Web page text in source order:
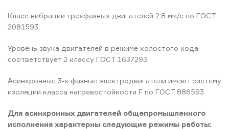
Класс вибрации трехфазных двигателей 2,8 мм/с по ГОСТ
2081593,
Уровень звука двигателей в режиме холостого хода
соответствует 2 классу ГОСТ 1637293,
Асинхронные 3-х фазные электродвигатели имеют систему
изоляции класса нагревостойкости F по ГОСТ 886593.
Для асинхронных двигателей общепромышленного
исполнения характерны следующие режимы работы: